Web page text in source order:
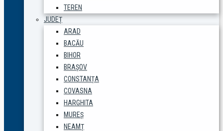
TEREN
JUDEȚ
ARAD
BACĂU
BIHOR
BRAȘOV
CONSTANȚA
COVASNA
HARGHITA
MUREȘ
NEAMȚ